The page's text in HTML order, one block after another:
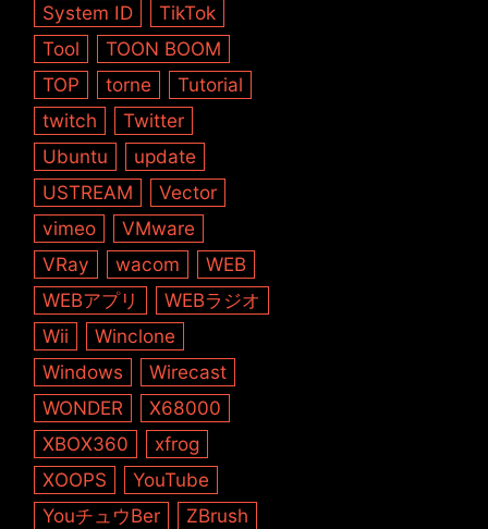
System ID
TikTok
Tool
TOON BOOM
TOP
torne
Tutorial
twitch
Twitter
Ubuntu
update
USTREAM
Vector
vimeo
VMware
VRay
wacom
WEB
WEBアプリ
WEBラジオ
Wii
Winclone
Windows
Wirecast
WONDER
X68000
XBOX360
xfrog
XOOPS
YouTube
YouチュウBer
ZBrush